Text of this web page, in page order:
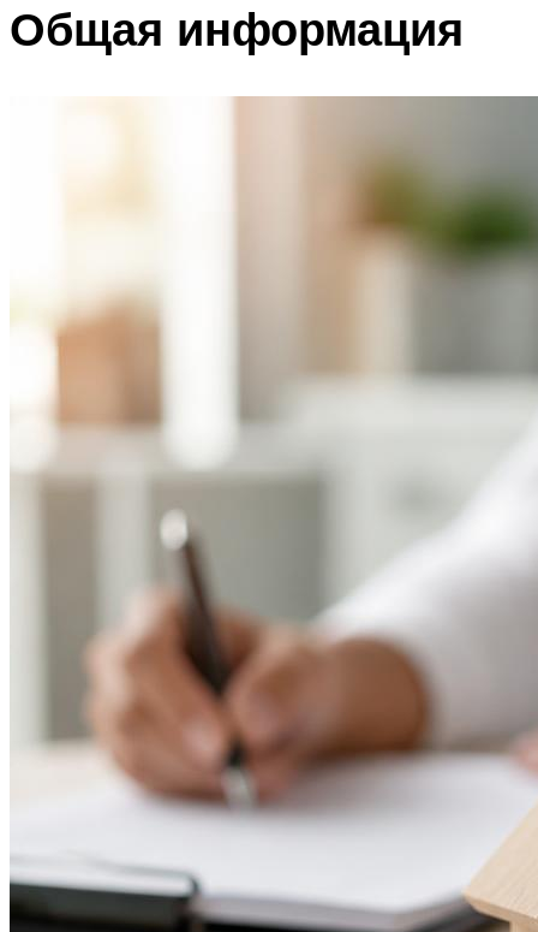
Общая информация